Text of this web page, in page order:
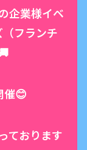
企業様イベ
フランチ
催😊
ております